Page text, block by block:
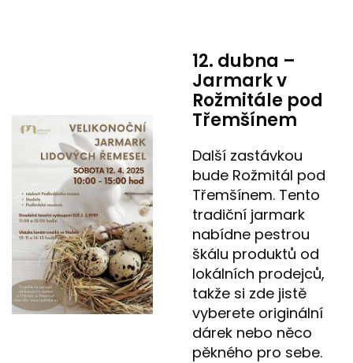
12. dubna –
Jarmark v
Rožmitále pod
Třemšínem
Další zastávkou
bude Rožmitál pod
Třemšínem. Tento
tradiční jarmark
nabídne pestrou
škálu produktů od
lokálních prodejců,
takže si zde jistě
vyberete originální
dárek nebo něco
pěkného pro sebe.